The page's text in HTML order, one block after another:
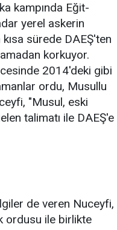
kampında Eğit-
yerel askerin
sürede DAEŞ'ten
korkuyor.
2014'deki gibi
ordu, Musullu
"Musul, eski
talimatı ile DAEŞ'e
de veren Nuceyfi,
ordusu ile birlikte